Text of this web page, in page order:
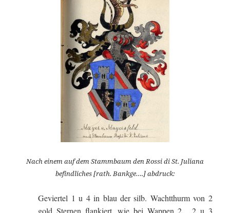
Nach einem auf dem Stammbaum den Rossi di St. Juliana
befindliches [rath. Bankge….] abdruck:
Geviertel 1 u 4 in blau der silb. Wachtthurm von 2